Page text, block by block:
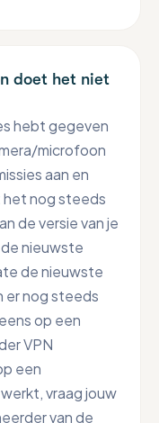
doet het niet
hebt gegeven
microfoon
aan en
het nog steeds
de versie van je
nieuwste
de nieuwste
er nog steeds
op een
VPN
een
vraag jouw
van de